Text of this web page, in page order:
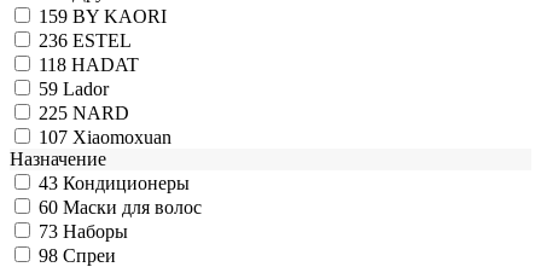
159 BY KAORI
236 ESTEL
118 HADAT
59 Lador
225 NARD
107 Xiaomoxuan
Назначение
43 Кондиционеры
60 Маски для волос
73 Наборы
98 Спреи